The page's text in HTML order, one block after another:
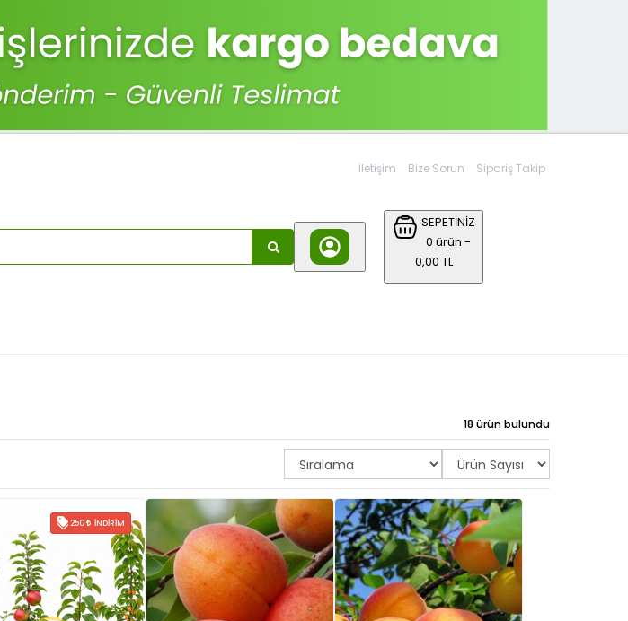
İletişim Bize Sorun Sipariş Takip
SEPETİNİZ
0 ürün -
0,00 TL
18 ürün bulundu
250 İNDIRIM